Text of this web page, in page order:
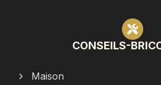
CONSEILS-
Maison